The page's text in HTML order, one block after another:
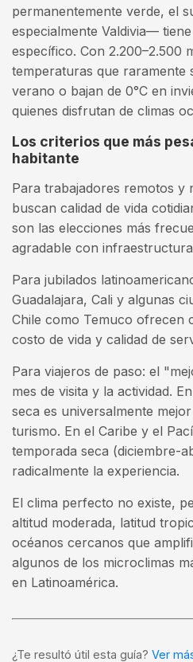
permanentemente verde, el
especialmente Valdivia—
específico. Con 2.200–2.500
temperaturas que raramente
verano o bajan de 0°C en
quienes disfrutan de climas
Los criterios que más
habitante
Para trabajadores remotos y
buscan calidad de vida
son las elecciones más
agradable con
Para jubilados
Guadalajara, Cali y algunas
Chile como Temuco ofrecen
costo de vida y calidad de
Para viajeros de paso: el
mes de visita y la actividad.
seca es universalmente
turismo. En el Caribe y el
temporada seca (diciembre-
radicalmente la experiencia.
El clima perfecto no existe,
altitud moderada, latitud
océanos cercanos que
algunos de los microclimas
en Latinoamérica.
¿Te resultó útil esta guía? Ver